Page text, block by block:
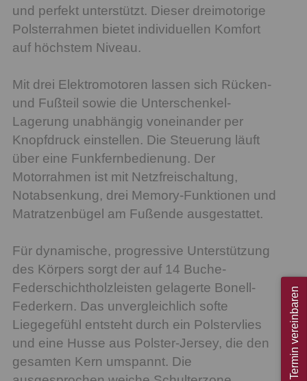
und perfekt unterstützt. Dieser dreimotorige
Polsterrahmen bietet individuellen Komfort
auf höchstem Niveau.
Mit drei Elektromotoren lassen sich Rücken-
und Fußteil sowie die Unterschenkel-
Lagerung unabhängig voneinander per
Knopfdruck einstellen. Die Steuerung läuft
über eine Funkfernbedienung. Der
Motorrahmen ist mit Netzfreischaltung,
Notabsenkung, drei Memory-Funktionen und
Matratzenbügel am Fußende ausgestattet.
Für dynamische, progressive Unterstützung
des Körpers sorgt der auf 14 Buche-
Federschichtholzleisten gelagerte Bonell-
Federkern. Das unvergleichlich softe
Liegegefühl entsteht durch ein Polstervlies
und eine Husse aus Polster-Jersey, die den
gesamten Kern umspannt. Die
Termin vereinbaren